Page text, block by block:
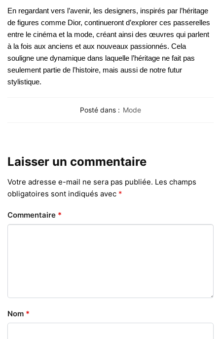
En regardant vers l’avenir, les designers, inspirés par l’héritage
de figures comme Dior, continueront d’explorer ces passerelles
entre le cinéma et la mode, créant ainsi des œuvres qui parlent
à la fois aux anciens et aux nouveaux passionnés. Cela
souligne une dynamique dans laquelle l’héritage ne fait pas
seulement partie de l’histoire, mais aussi de notre futur
stylistique.
Posté dans : Mode
Laisser un commentaire
Votre adresse e-mail ne sera pas publiée. Les champs
obligatoires sont indiqués avec *
Commentaire *
Nom *